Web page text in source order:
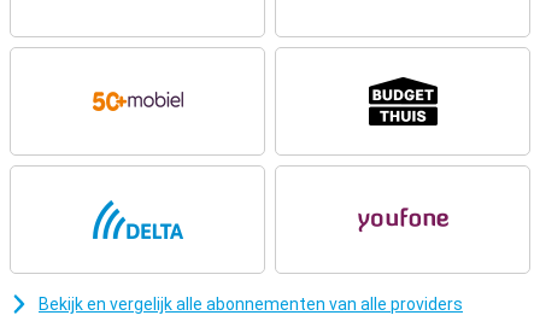
Krachtige prestaties
Gen 3 processor. In combinatie met 8GB werkgeheugen schakel je
soepel tussen apps. Dankzij Android 16 ontvang je drie
besturingssysteem updates en 4.5 jaar beveiligingsupdates. Zo
blijft je Motorola Edge 70 Fusion FIFA Edition 8GB lang veilig en up to
date.
Goede camera voor foto's en video's
scherpe foto’s. De 13MP ultragroothoeklens biedt extra creatieve
mogelijkheden. Voor selfies gebruik je de 32MP camera aan de
voorzijde. Je filmt in 4K met 30fps en profiteert van functies zoals
Bekijk en vergelijk alle abonnementen van alle providers